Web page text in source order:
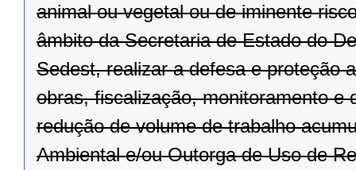
animal ou vegetal ou de iminente
âmbito da Secretaria de Estado do
Sedest, realizar a defesa e proteção
obras, fiscalização, monitoramento e
redução de volume de trabalho
Ambiental e/ou Outorga de Uso de